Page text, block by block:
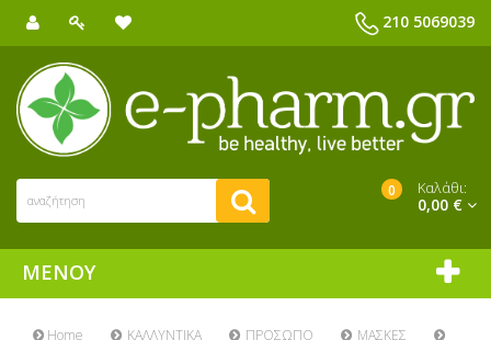
210 5069039
0 Καλάθι:
0,00 €
ΜΕΝΟΎ
Home ΚΑΛΛΥΝΤΙΚΑ ΠΡΟΣΩΠΟ
ΜΑΣΚΕΣ